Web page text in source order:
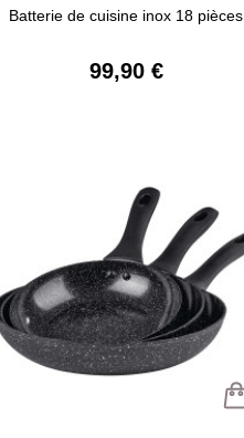
Batterie de cuisine inox 18 pièces
99,90 €